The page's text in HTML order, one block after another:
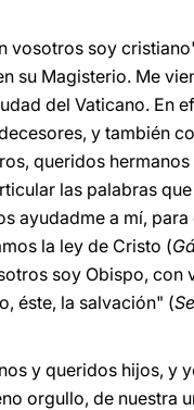
vosotros soy
su Magisterio. Me
del Vaticano. En
y también
queridos hermanos
las palabras que
ayudadme a mí, para
la ley de Cristo (
soy Obispo, con
éste, la salvación" (
y queridos hijos, y
orgullo, de nuestra